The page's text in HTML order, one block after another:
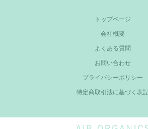
トップページ
会社概要
よくある質問
お問い合わせ
プライバシーポリシー
特定商取引法に基づく表